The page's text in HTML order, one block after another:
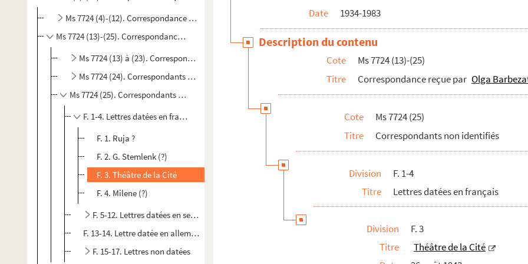
Ms 7724 (4)-(12). Correspondance reçue par Marc Barbezat
Ms 7724 (13)-(25). Correspondance reçue par Olga Barbezat
Ms 7724 (13) à (23). Correspondants classés de A à Z
Ms 7724 (24). Correspondants connus par leur seul prénom
Ms 7724 (25). Correspondants non identifiés
F. 1-4. Lettres datées en français
F. 1. Ruja ?
F. 2. G. Stemlenk (?)
F. 3. Théâtre de la Cité
F. 4. Milene (?)
F. 5-12. Lettres datées en serbe
F. 13-14. Lettre datée en allemand de G. et M. P....ini (?)
F. 15-17. Lettres non datées
Date
1934-1983
Description du contenu
Cote
Ms 7724 (13)-(25)
Titre
Correspondance reçue par Olga
Cote
Ms 7724 (25)
Titre
Correspondants non identifiés
Division
F. 1-4
Titre
Lettres datées en français
Division
F. 3
Titre
Théâtre de la Cité